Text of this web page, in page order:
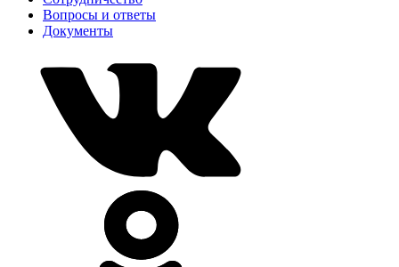
Вопросы и ответы
Документы